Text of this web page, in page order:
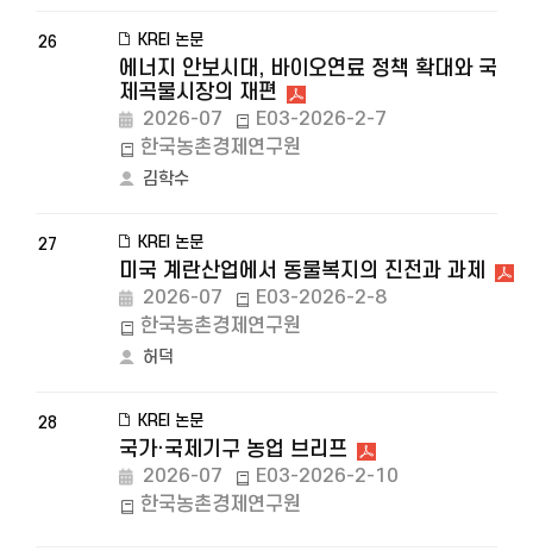
26 KREI 논문
에너지 안보시대, 바이오연료 정책 확대와 국
제곡물시장의 재편
2026-07
E03-2026-2-7
한국농촌경제연구원
김학수
27 KREI 논문
미국 계란산업에서 동물복지의 진전과 과제
2026-07
E03-2026-2-8
한국농촌경제연구원
허덕
28 KREI 논문
국가·국제기구 농업 브리프
2026-07
E03-2026-2-10
한국농촌경제연구원